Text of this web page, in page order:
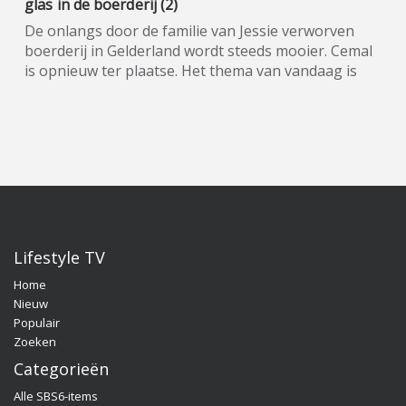
glas in de boerderij (2)
De onlangs door de familie van Jessie verworven
boerderij in Gelderland wordt steeds mooier. Cemal
is opnieuw ter plaatse. Het thema van vandaag is
beauty, gezin, gezondheid en wonen. De presentatie
oud-Utopianen Beau Nellissen, Romy Koldenhof en
Cemal Hazebroek. Wil je de hele aflevering bekijken
of meer weten over de deelnemers/sponsoren van
Quality Time op Zondag, ga dan naar de officiële
programma-website:
www.sbs6.nl/qualitytimeopzondag.
Lifestyle TV
Home
Nieuw
Populair
Zoeken
Categorieën
Alle SBS6-items